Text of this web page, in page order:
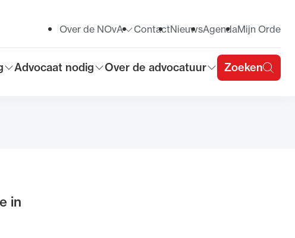
Toon submenu voor
Advocaat nodig
Toon submenu voor
Over de advocatuur Zoeken
Toon submenu voor
Over de NOvA ContactNieuwsAgendaMijn Orde
in